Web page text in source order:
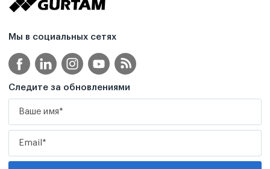
Мы в социальных сетях
Следите за обновлениями